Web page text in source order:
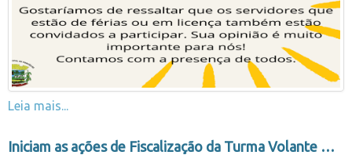
Leia mais...
Iniciam as ações de Fiscalização da Turma Volante Municipal